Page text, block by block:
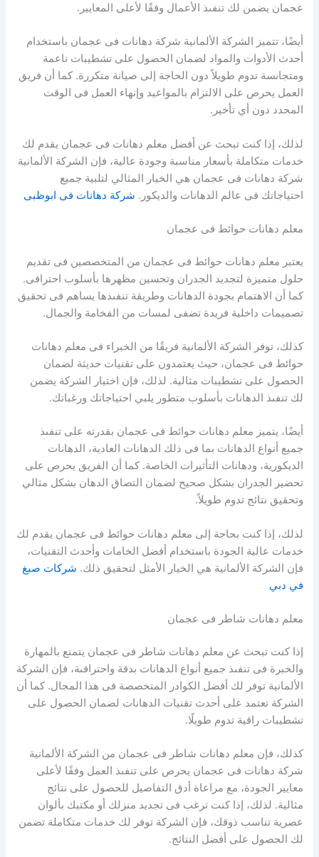
عجمان يضمن لك تنفىذ الأعمال وفقًا لأعلى المعايير.
أيضًا، تتميز الشركة الألمانية شركة دهانات فى عجمان باستخدام
أحدث الأدوات والمواد لضمان الحصول على تشطيبات ناعمة
ومتجانسة تدوم طويلاً دون الحاجة إلى صيانة متكررة. كما أن فريق
العمل يحرص على الالتزام بالمواعيد وإنهاء العمل فى الوقت
المحدد دون أي تأخير.
لذلك، إذا كنت تبحث عن أفضل معلم دهانات فى عجمان يقدم لك
خدمات متكاملة بأسعار مناسبة وجودة عالية، فإن الشركة الألمانية
شركة دهانات فى عجمان هي الخيار المثالي لتلبية جميع
احتياجاتك فى عالم الدهانات والديكور. شركة دهانات فى ابوظبى
معلم دهانات حوائط فى عجمان
يعتبر معلم دهانات حوائط فى عجمان من المتخصصين فى تقديم
حلول متميزة لتجديد الجدران وتحسين مظهرها بأسلوب احترافى.
كما أن الاهتمام بجودة الدهانات وطريقة تنفىذها يساهم فى تحقيق
تصميمات داخلية فريدة تضفى لمسات من الفخامة والجمال.
كذلك، توفر الشركة الألمانية فريقًا من الخبراء فى معلم دهانات
حوائط فى عجمان، حيث يعتمدون على تقنيات حديثة لضمان
الحصول على تشطيبات مثالية. لذلك، فإن اختيار الشركة يضمن
لك تنفىذ الدهانات بأسلوب متطور يلبي احتياجاتك ورغباتك.
أيضًا، يتميز معلم دهانات حوائط فى عجمان بقدرته على تنفىذ
جميع أنواع الدهانات بما فى ذلك الدهانات العادية، الدهانات
الديكورية، ودهانات التأثيرات الخاصة. كما أن الفريق يحرص على
تحضير الجدران بشكل صحيح لضمان التصاق الدهان بشكل مثالي
وتحقيق نتائج تدوم طويلاً.
لذلك، إذا كنت بحاجة إلى معلم دهانات حوائط فى عجمان يقدم لك
خدمات عالية الجودة باستخدام أفضل الخامات وأحدث التقنيات،
فإن الشركة الألمانية هي الخيار الأمثل لتحقيق ذلك. شركات صبغ
في دبي
معلم دهانات شاطر فى عجمان
إذا كنت تبحث عن معلم دهانات شاطر فى عجمان يتمتع بالمهارة
والخبرة فى تنفىذ جميع أنواع الدهانات بدقة واحترافىة، فإن الشركة
الألمانية توفر لك أفضل الكوادر المتخصصة فى هذا المجال. كما أن
الشركة تعتمد على أحدث تقنيات الدهانات لضمان الحصول على
تشطيبات راقية تدوم طويلًا.
كذلك، فإن معلم دهانات شاطر فى عجمان من الشركة الألمانية
شركة دهانات فى عجمان يحرص على تنفىذ العمل وفقًا لأعلى
معايير الجودة، مع مراعاة أدق التفاصيل للحصول على نتائج
مثالية. لذلك، إذا كنت ترغب فى تجديد منزلك أو مكتبك بألوان
عصرية تناسب ذوقك، فإن الشركة توفر لك خدمات متكاملة تضمن
لك الحصول على أفضل النتائج.